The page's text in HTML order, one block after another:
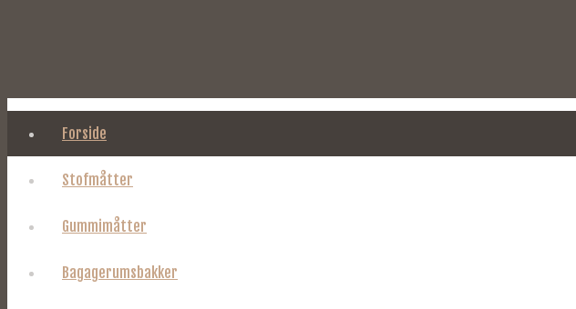
Forside
Stofmåtter
Gummimåtter
Bagagerumsbakker